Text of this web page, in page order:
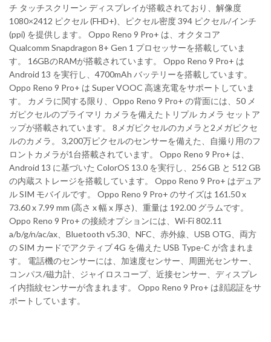
チ タッチスクリーン ディスプレイが搭載されており、解像度
1080×2412 ピクセル (FHD+)、ピクセル密度 394 ピクセル/インチ
(ppi) を提供します。 Oppo Reno 9 Pro+ は、オクタコア
Qualcomm Snapdragon 8+ Gen 1 プロセッサーを搭載していま
す。 16GBのRAMが搭載されています。 Oppo Reno 9 Pro+ は
Android 13 を実行し、4700mAh バッテリーを搭載しています。
Oppo Reno 9 Pro+ は Super VOOC 高速充電をサポートしていま
す。 カメラに関する限り、Oppo Reno 9 Pro+ の背面には、50 メ
ガピクセルのプライマリ カメラを備えたトリプル カメラ セットア
ップが搭載されています。 8メガピクセルのカメラと2メガピクセ
ルのカメラ。 3,200万ピクセルのセンサーを備えた、自撮り用のフ
ロントカメラが1台搭載されています。 Oppo Reno 9 Pro+ は、
Android 13 に基づいた ColorOS 13.0 を実行し、256 GB と 512 GB
の内蔵ストレージを搭載しています。 Oppo Reno 9 Pro+ はデュア
ル SIM モバイルです。 Oppo Reno 9 Pro+ のサイズは 161.50 x
73.60 x 7.99 mm (高さ x 幅 x 厚さ)、重量は 192.00 グラムです。
Oppo Reno 9 Pro+ の接続オプションには、Wi-Fi 802.11
a/b/g/n/ac/ax、Bluetooth v5.30、NFC、赤外線、USB OTG、両方
の SIM カードでアクティブ 4G を備えた USB Type-C が含まれま
す。 電話機のセンサーには、加速度センサー、周囲光センサー、
コンパス/磁力計、ジャイロスコープ、近接センサー、ディスプレ
イ内指紋センサーが含まれます。 Oppo Reno 9 Pro+ は顔認証をサ
ポートしています。